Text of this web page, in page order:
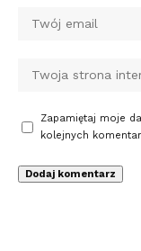
Zapamiętaj moje
kolejnych